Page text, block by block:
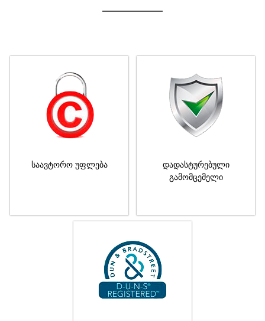
საავტორო უფლება
დადასტურებული
გამომცემელი